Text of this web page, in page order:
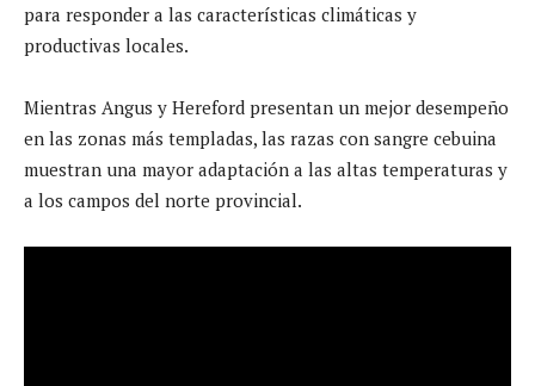
para responder a las características climáticas y
productivas locales.
Mientras Angus y Hereford presentan un mejor desempeño
en las zonas más templadas, las razas con sangre cebuina
muestran una mayor adaptación a las altas temperaturas y
a los campos del norte provincial.